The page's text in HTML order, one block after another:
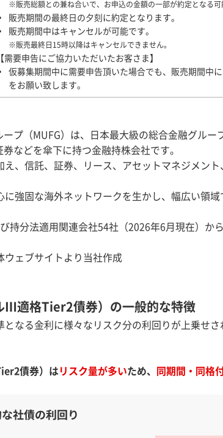
※販売総額との兼ね合いで、お申込の金額の一部が約定となる可
販売期間の最終日の夕刻に約定となります。
販売期間中はキャンセルが可能です。
※販売最終日15時以降はキャンセルできません。
【需要申告にご協力いただいたお客さま】
仮募集期間中に需要申告頂いた場合でも、販売期間中
をお願い致します。
プ（MUFG）は、日本最大級の総合金融グル
などを傘下に持つ金融持株会社です。
え、信託、証券、リース、アセットマネジメン
に強固な海外ネットワークを生かし、幅広い領
持分法適用関連会社54社（2026年6月現在）か
ウェブサイトより当社作成
Ⅲ適格Tier2債券）の一般的な特徴
なる金利に様々なリスク分の利回りが上乗せ
債券）は リスク量が多いため、
同期間・同格